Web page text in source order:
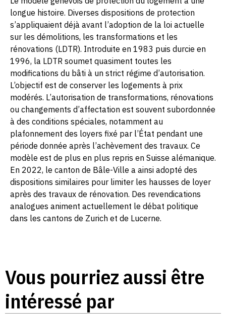
longue histoire. Diverses dispositions de protection
s’appliquaient déjà avant l’adoption de la loi actuelle
sur les démolitions, les transformations et les
rénovations (LDTR). Introduite en 1983 puis durcie en
1996, la LDTR soumet quasiment toutes les
modifications du bâti à un strict régime d’autorisation.
L’objectif est de conserver les logements à prix
modérés. L’autorisation de transformations, rénovations
ou changements d’affectation est souvent subordonnée
à des conditions spéciales, notamment au
plafonnement des loyers fixé par l’État pendant une
période donnée après l’achèvement des travaux. Ce
modèle est de plus en plus repris en Suisse alémanique.
En 2022, le canton de Bâle-Ville a ainsi adopté des
dispositions similaires pour limiter les hausses de loyer
après des travaux de rénovation. Des revendications
analogues animent actuellement le débat politique
dans les cantons de Zurich et de Lucerne.
Vous pourriez aussi être
intéressé par